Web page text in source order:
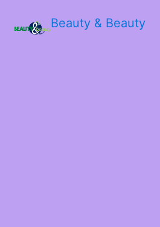
Beauty & Beauty